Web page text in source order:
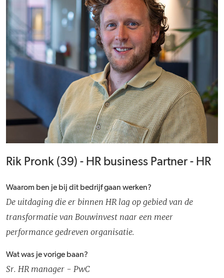
Rik Pronk (39) - HR business Partner - HR
Waarom ben je bij dit bedrijf gaan werken?
De uitdaging die er binnen HR lag op gebied van de
transformatie van Bouwinvest naar een meer
performance gedreven organisatie.
Wat was je vorige baan?
Sr. HR manager - PwC